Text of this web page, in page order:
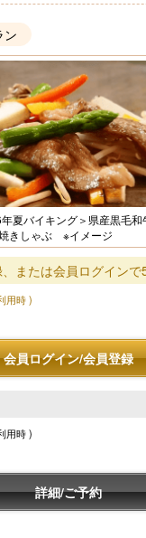
ン
夏バイキング＞県産黒毛和
きしゃぶ ※イメージ
または会員ログインで
用時 )
会員ログイン/会員登録
用時 )
詳細/ご予約